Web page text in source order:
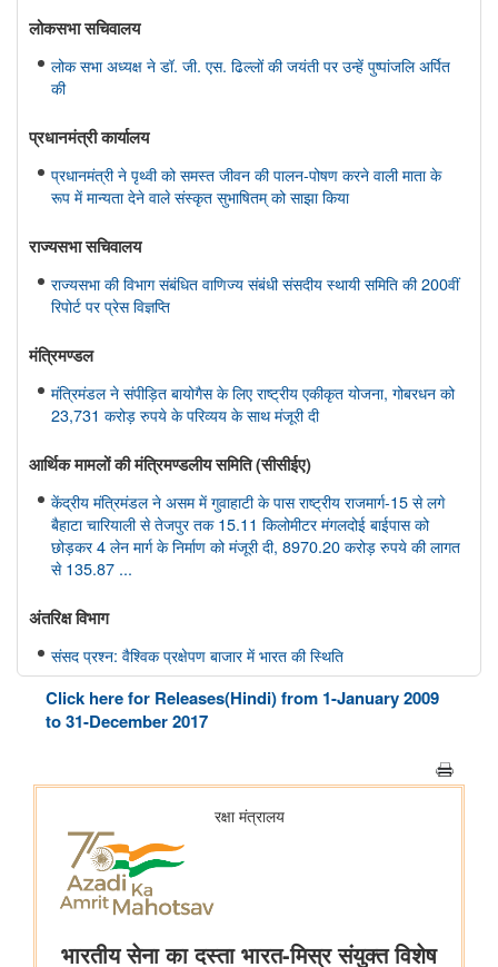
लोकसभा सचिवालय
लोक सभा अध्यक्ष ने डॉ. जी. एस. ढिल्लों की जयंती पर उन्हें पुष्पांजलि अर्पित
की
प्रधानमंत्री कार्यालय
प्रधानमंत्री ने पृथ्वी को समस्त जीवन की पालन-पोषण करने वाली माता के
रूप में मान्यता देने वाले संस्कृत सुभाषितम् को साझा किया
राज्यसभा सचिवालय
राज्यसभा की विभाग संबंधित वाणिज्य संबंधी संसदीय स्थायी समिति की 200वीं
रिपोर्ट पर प्रेस विज्ञप्ति
मंत्रिमण्‍डल
मंत्रिमंडल ने संपीड़ित बायोगैस के लिए राष्ट्रीय एकीकृत योजना, गोबरधन को
23,731 करोड़ रुपये के परिव्यय के साथ मंजूरी दी
आर्थिक मामलों की मंत्रिमण्‍डलीय समिति (सीसीईए)
केंद्रीय मंत्रिमंडल ने असम में गुवाहाटी के पास राष्ट्रीय राजमार्ग-15 से लगे
बैहाटा चारियाली से तेजपुर तक 15.11 किलोमीटर मंगलदोई बाईपास को
छोड़कर 4 लेन मार्ग के निर्माण को मंजूरी दी, 8970.20 करोड़ रुपये की लागत
से 135.87 ...
अंतरिक्ष विभाग
संसद प्रश्न: वैश्विक प्रक्षेपण बाजार में भारत की स्थिति
संसद प्रश्न: अंतरिक्ष प्रौद्योगिकी का विकास
संसद प्रश्न: जम्मू-कश्मीर में इसरो समर्थित अंतरिक्ष प्रौद्योगिकी के अनुप्रयोग
भुवनेश्वरी ओसीपी: नवाचार से उत्पादन को शक्ति और स्थिरता से विकास को
आकार
कोयला मंत्रालय की सलाहकार समिति ने वाणिज्यिक कोयला खनन सुधारों और
निजी क्षेत्र की भागीदारी को बढ़ावा देने पर चर्चा की
वाणिज्‍य एवं उद्योग मंत्रालय
Click here for Releases(Hindi) from 1-January 2009
to 31-December 2017